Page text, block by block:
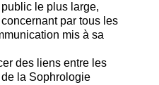
le plus large,
concernant par tous les
mis à sa
des liens entre les
la Sophrologie